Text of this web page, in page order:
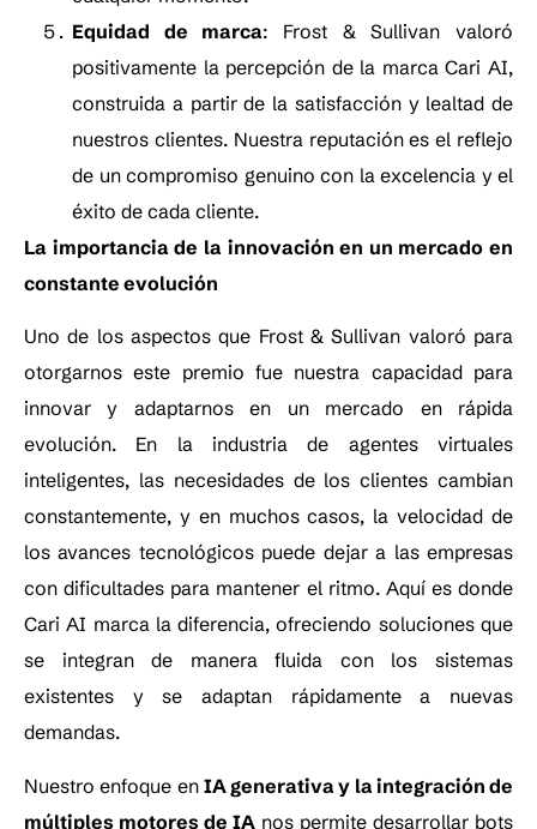
Equidad de marca: Frost & Sullivan valoró
positivamente la percepción de la marca Cari AI,
construida a partir de la satisfacción y lealtad de
nuestros clientes. Nuestra reputación es el reflejo
de un compromiso genuino con la excelencia y el
éxito de cada cliente.
La importancia de la innovación en un mercado en
constante evolución
Uno de los aspectos que Frost & Sullivan valoró para
otorgarnos este premio fue nuestra capacidad para
innovar y adaptarnos en un mercado en rápida
evolución. En la industria de agentes virtuales
inteligentes, las necesidades de los clientes cambian
constantemente, y en muchos casos, la velocidad de
los avances tecnológicos puede dejar a las empresas
con dificultades para mantener el ritmo. Aquí es donde
Cari AI marca la diferencia, ofreciendo soluciones que
se integran de manera fluida con los sistemas
existentes y se adaptan rápidamente a nuevas
demandas.
Nuestro enfoque en IA generativa y la integración de
múltiples motores de IA nos permite desarrollar bots